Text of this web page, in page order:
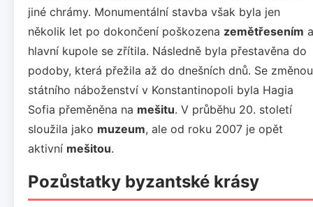
jiné chrámy. Monumentální stavba však byla jen
několik let po dokončení poškozena zemětřesením a
hlavní kupole se zřítila. Následně byla přestavěna do
podoby, která přežila až do dnešních dnů. Se změnou
státního náboženství v Konstantinopoli byla Hagia
Sofia přeměněna na mešitu. V průběhu 20. století
sloužila jako muzeum, ale od roku 2007 je opět
aktivní mešitou.
Pozůstatky byzantské krásy